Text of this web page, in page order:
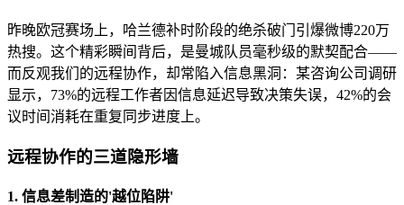
昨晚欧冠赛场上，哈兰德补时阶段的绝杀破门引爆微博220万
热搜。这个精彩瞬间背后，是曼城队员毫秒级的默契配合——
而反观我们的远程协作，却常陷入信息黑洞：某咨询公司调研
显示，73%的远程工作者因信息延迟导致决策失误，42%的会
议时间消耗在重复同步进度上。
远程协作的三道隐形墙
1. 信息差制造的'越位陷阱'